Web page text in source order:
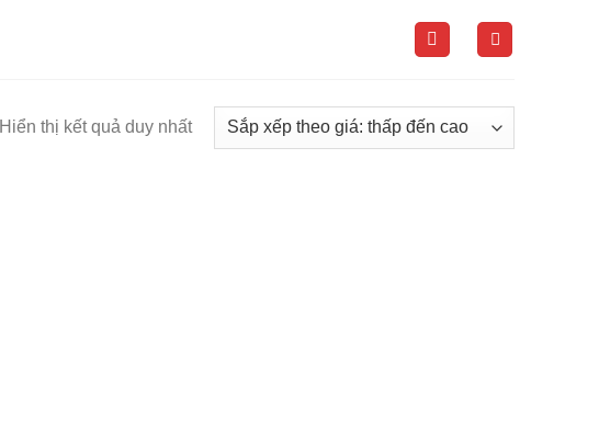
Hiển thị kết quả duy nhất